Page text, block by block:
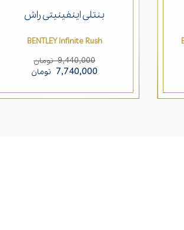
بنتلی اینفینیتی راش
BENTLEY Infinite Rush
9,440,000 تومان
7,740,000 تومان